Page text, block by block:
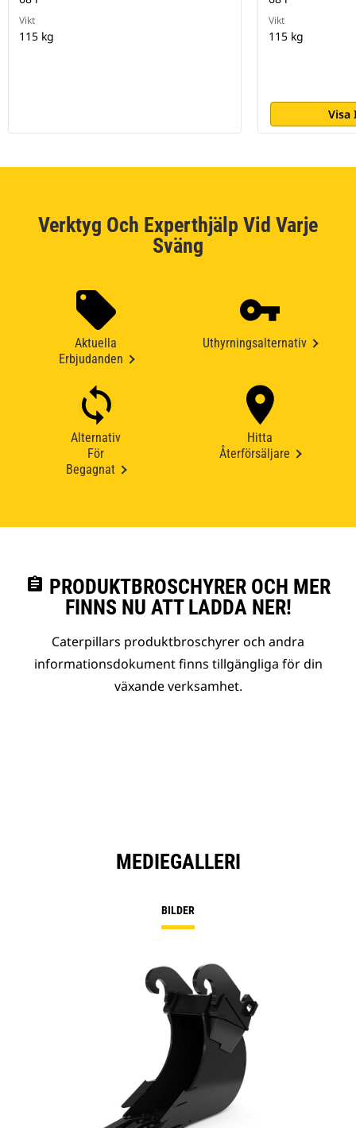
Vikt
115 kg
Vikt
115 kg
Visa
Verktyg Och Experthjälp Vid Varje
Sväng
Aktuella
Erbjudanden
Uthyrningsalternativ
Alternativ
För
Begagnat
Hitta
Återförsäljare
assignment PRODUKTBROSCHYRER OCH MER
FINNS NU ATT LADDA NER!
Caterpillars produktbroschyrer och andra
informationsdokument finns tillgängliga för din
växande verksamhet.
MEDIEGALLERI
BILDER